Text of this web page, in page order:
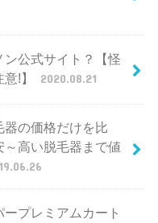
ン公式サイト？【怪
!】
2020.08.21
の価格だけを比
高い脱毛器まで値
プレミアムカート